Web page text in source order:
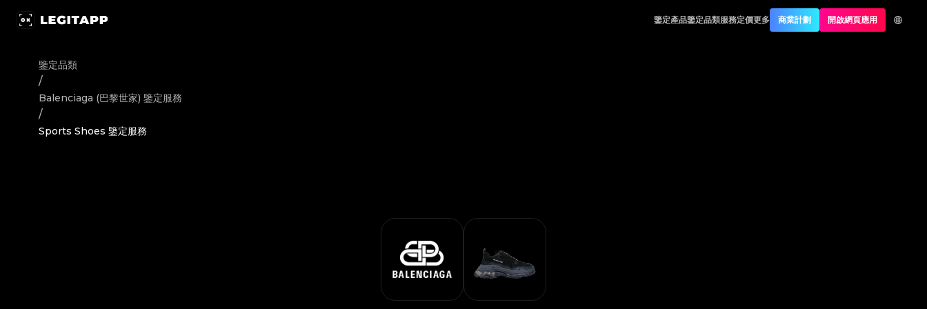
鑒定產品鑒定品類服務定價更多 商業計劃 開啟網頁應用
鑒定品類
/
Balenciaga (巴黎世家) 鑒定服務
/
Sports Shoes 鑒定服務